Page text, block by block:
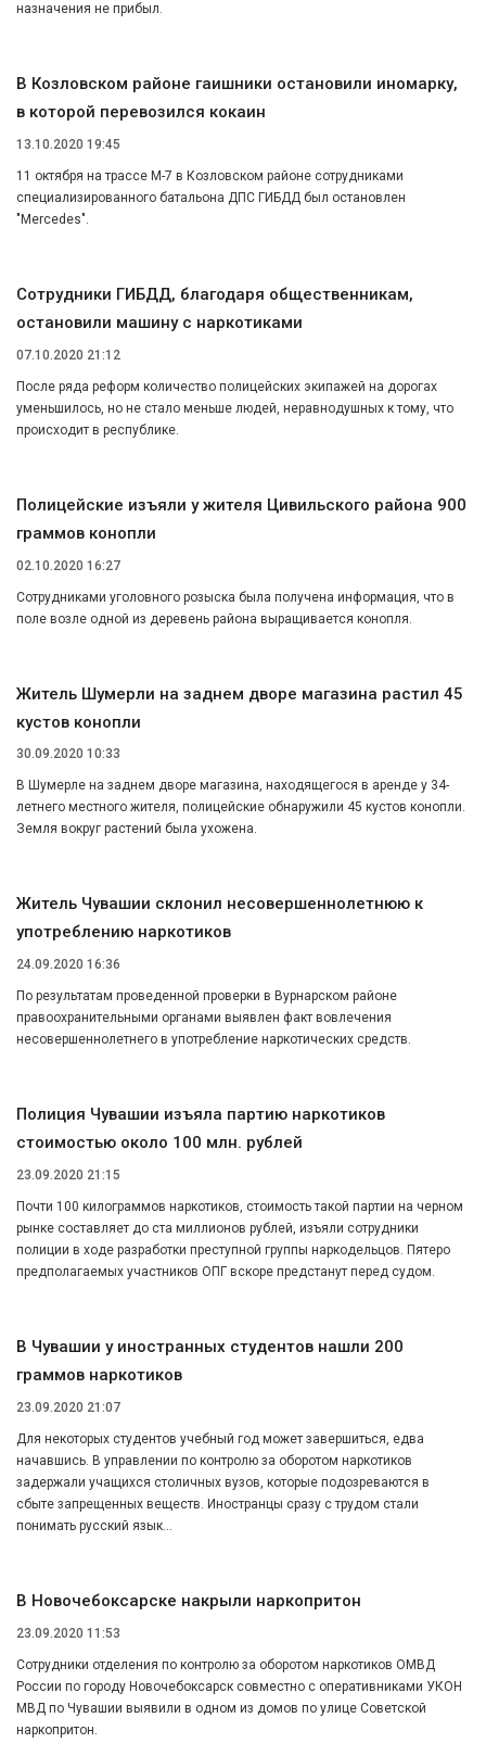
назначения не прибыл.
В Козловском районе гаишники остановили иномарку,
в которой перевозился кокаин
13.10.2020 19:45
11 октября на трассе М-7 в Козловском районе сотрудниками
специализированного батальона ДПС ГИБДД был остановлен
"Mercedes".
Сотрудники ГИБДД, благодаря общественникам,
остановили машину с наркотиками
07.10.2020 21:12
После ряда реформ количество полицейских экипажей на дорогах
уменьшилось, но не стало меньше людей, неравнодушных к тому, что
происходит в республике.
Полицейские изъяли у жителя Цивильского района 900
граммов конопли
02.10.2020 16:27
Сотрудниками уголовного розыска была получена информация, что в
поле возле одной из деревень района выращивается конопля.
Житель Шумерли на заднем дворе магазина растил 45
кустов конопли
30.09.2020 10:33
В Шумерле на заднем дворе магазина, находящегося в аренде у 34-
летнего местного жителя, полицейские обнаружили 45 кустов конопли.
Земля вокруг растений была ухожена.
Житель Чувашии склонил несовершеннолетнюю к
употреблению наркотиков
24.09.2020 16:36
По результатам проведенной проверки в Вурнарском районе
правоохранительными органами выявлен факт вовлечения
несовершеннолетнего в употребление наркотических средств.
Полиция Чувашии изъяла партию наркотиков
стоимостью около 100 млн. рублей
23.09.2020 21:15
Почти 100 килограммов наркотиков, стоимость такой партии на черном
рынке составляет до ста миллионов рублей, изъяли сотрудники
полиции в ходе разработки преступной группы наркодельцов. Пятеро
предполагаемых участников ОПГ вскоре предстанут перед судом.
В Чувашии у иностранных студентов нашли 200
граммов наркотиков
23.09.2020 21:07
Для некоторых студентов учебный год может завершиться, едва
начавшись. В управлении по контролю за оборотом наркотиков
задержали учащихся столичных вузов, которые подозреваются в
сбыте запрещенных веществ. Иностранцы сразу с трудом стали
понимать русский язык…
В Новочебоксарске накрыли наркопритон
23.09.2020 11:53
Сотрудники отделения по контролю за оборотом наркотиков ОМВД
России по городу Новочебоксарск совместно с оперативниками УКОН
МВД по Чувашии выявили в одном из домов по улице Советской
наркопритон.